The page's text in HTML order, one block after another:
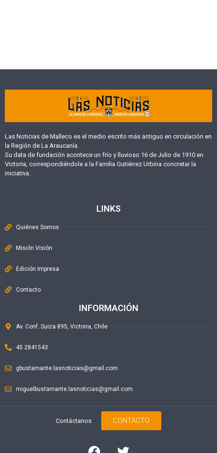
Las Noticias de Malleco es el medio escrito más antiguo en circulación en
la Región de La Araucanía.
Su data de fundación acontece un frío y lluvioso 16 de Julio de 1910 en
Victoria, correspondiéndole a la Familia Gutiérrez Urbina concretar la
iniciativa.
LINKS
Quiénes Somos
Misión Visión
Edición Impresa
Contacto
INFORMACIÓN
Av. Conf. Suiza 895, Victoria, Chile
45 2841543
gbustamante.lasnoticias@gmail.com
miguelbustamante.lasnoticias@gmail.com
Contáctanos CONTACTO